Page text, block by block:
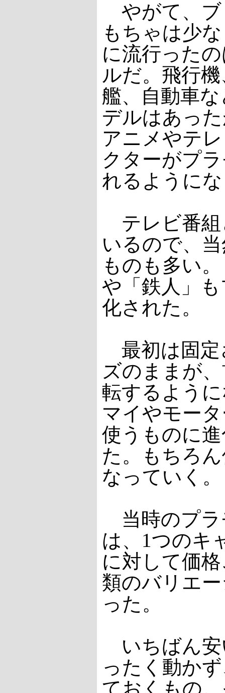
やがて、ブ
もちゃは少
に流行った
ルだ。飛行
艦、自動車
デルはあっ
アニメやテ
クターがプ
れるように
テレビ番組
いるので、
ものも多い
や「鉄人」
化された。
最初は固定
ズのままが
転するよう
マイやモー
使うものに
た。もちろ
なっていく。
当時のプラ
は、1つのキ
に対して価
類のバリエ
った。
いちばん安
ったく動か
ておくもの